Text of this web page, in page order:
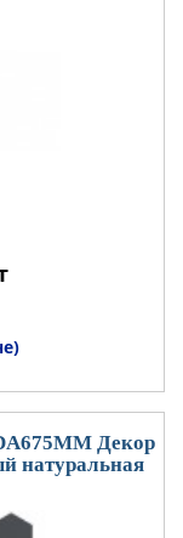
Декор
натуральная